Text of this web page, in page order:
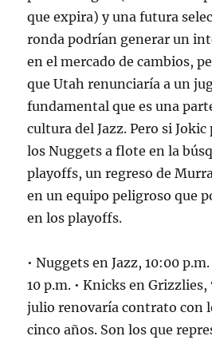
que expira) y una futura
ronda podrían generar un
en el mercado de cambios,
que Utah renunciaría a un
fundamental que es una
cultura del Jazz. Pero si
los Nuggets a flote en la
playoffs, un regreso de
en un equipo peligroso que
en los playoffs.
• Nuggets en Jazz, 10:00
10 p.m. • Knicks en Grizzlies,
julio renovaría contrato con
cinco años. Son los que